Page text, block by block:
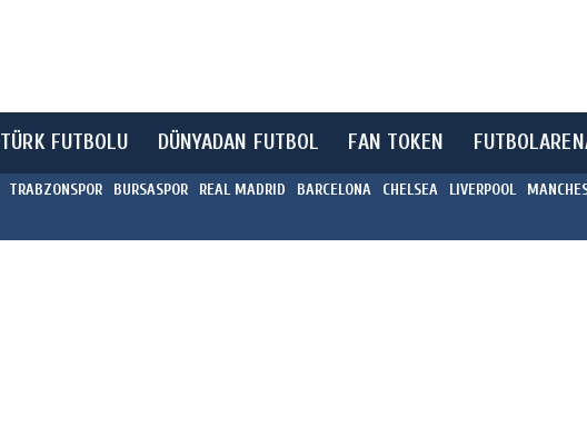
TÜRK FUTBOLU DÜNYADAN FUTBOL FAN TOKEN
TRABZONSPOR BURSASPOR REAL MADRID BARCELONA CHELSEA LIVERPOOL